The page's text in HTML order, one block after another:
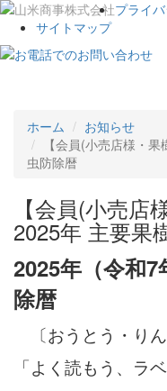
プライ
サイトマップ
ホーム
お知らせ
【会員(小売店様・
虫防除暦
【会員(小売店
2025年 主要果
2025年（令和
除暦
〔おうとう・りん
「よく読もう、ラ